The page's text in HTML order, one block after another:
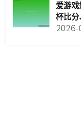
爱游
杯比
2026-